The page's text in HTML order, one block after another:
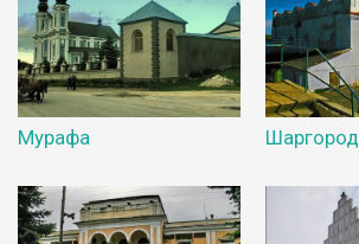
Мурафа Шаргород